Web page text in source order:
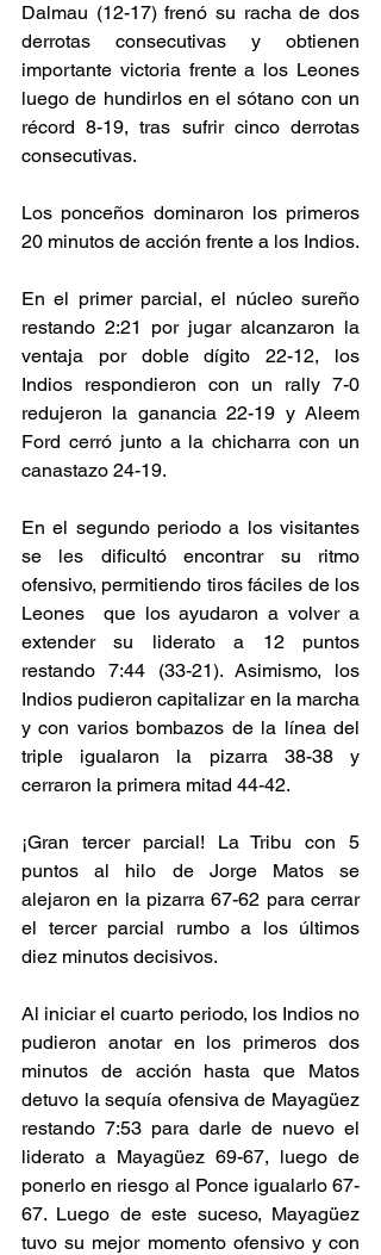
Dalmau (12-17) frenó su racha de dos
derrotas consecutivas y obtienen
importante victoria frente a los Leones
luego de hundirlos en el sótano con un
récord 8-19, tras sufrir cinco derrotas
consecutivas.
Los ponceños dominaron los primeros
20 minutos de acción frente a los Indios.
En el primer parcial, el núcleo sureño
restando 2:21 por jugar alcanzaron la
ventaja por doble dígito 22-12, los
Indios respondieron con un rally 7-0
redujeron la ganancia 22-19 y Aleem
Ford cerró junto a la chicharra con un
canastazo 24-19.
En el segundo periodo a los visitantes
se les dificultó encontrar su ritmo
ofensivo, permitiendo tiros fáciles de los
Leones  que los ayudaron a volver a
extender su liderato a 12 puntos
restando 7:44 (33-21). Asimismo, los
Indios pudieron capitalizar en la marcha
y con varios bombazos de la línea del
triple igualaron la pizarra 38-38 y
cerraron la primera mitad 44-42.
¡Gran tercer parcial! La Tribu con 5
puntos al hilo de Jorge Matos se
alejaron en la pizarra 67-62 para cerrar
el tercer parcial rumbo a los últimos
diez minutos decisivos.
Al iniciar el cuarto periodo, los Indios no
pudieron anotar en los primeros dos
minutos de acción hasta que Matos
detuvo la sequía ofensiva de Mayagüez
restando 7:53 para darle de nuevo el
liderato a Mayagüez 69-67, luego de
ponerlo en riesgo al Ponce igualarlo 67-
67. Luego de este suceso, Mayagüez
tuvo su mejor momento ofensivo y con